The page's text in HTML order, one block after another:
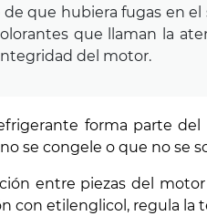
de que hubiera fugas en
que llaman la
del motor.
forma parte
se congele o que no se
entre piezas del
con etilenglicol, regula